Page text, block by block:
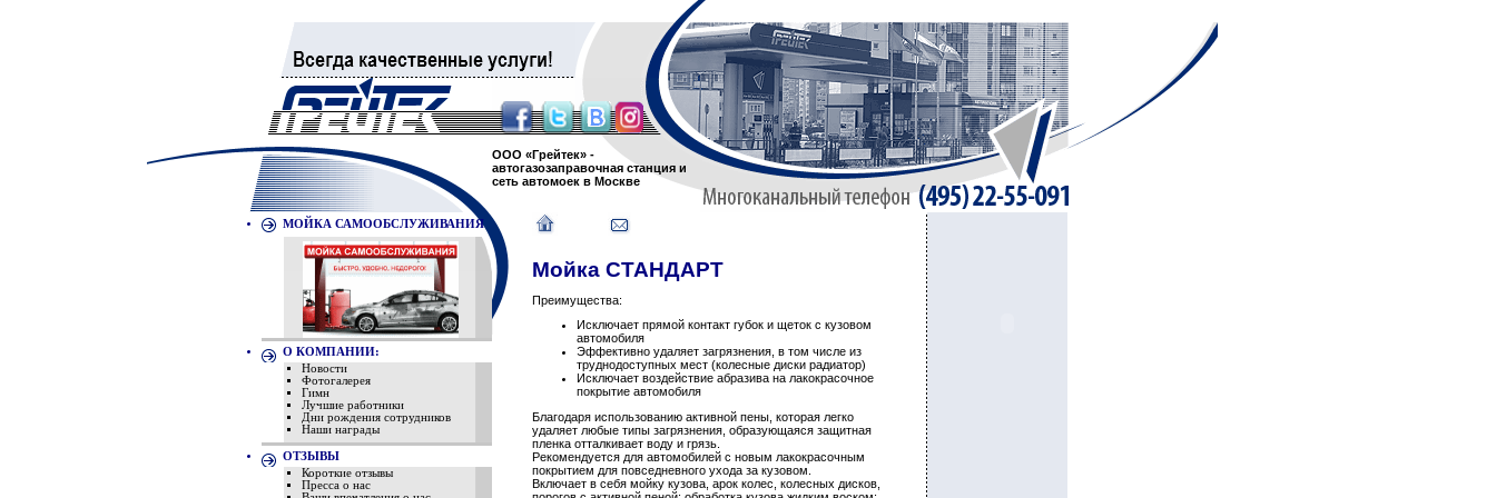
ООО «Грейтек» -
автогазозаправочная станция и
сеть автомоек в Москве
МОЙКА САМООБСЛУЖИВАНИЯ
О КОМПАНИИ:
Новости
Фотогалерея
Гимн
Лучшие работники
Дни рождения сотрудников
Наши награды
ОТЗЫВЫ
Короткие отзывы
Пресса о нас
Мойка СТАНДАРТ
Преимущества:
Исключает прямой контакт губок и щеток с кузовом
автомобиля
Эффективно удаляет загрязнения, в том числе из
труднодоступных мест (колесные диски радиатор)
Исключает воздействие абразива на лакокрасочное
покрытие автомобиля
Благодаря использованию активной пены, которая легко
удаляет любые типы загрязнения, образующаяся защитная
пленка отталкивает воду и грязь.
Рекомендуется для автомобилей с новым лакокрасочным
покрытием для повседневного ухода за кузовом.
Включает в себя мойку кузова, арок колес, колесных дисков,